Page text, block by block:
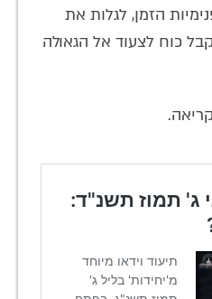
הזמן, לגלות את
כוח לצעוד אל הגאולה